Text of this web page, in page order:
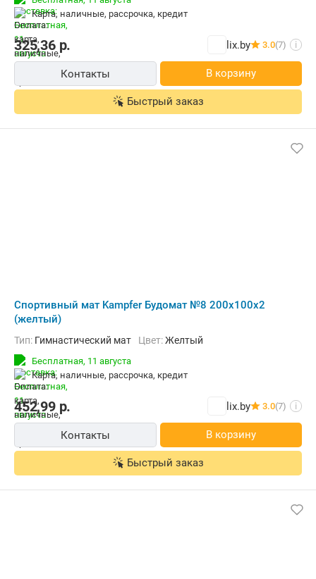
карта, наличные, рассрочка, кредит
325,36р. lix.by 3.0(7) i
Контакты В корзину
Быстрый заказ
Cпортивный мат Kampfer Будомат №8 200x100x2
(желтый)
Тип: Гимнастический мат Цвет:Желтый
Бесплатная, 11 августа
карта, наличные, рассрочка, кредит
452,99р. lix.by 3.0(7) i
Контакты В корзину
Быстрый заказ